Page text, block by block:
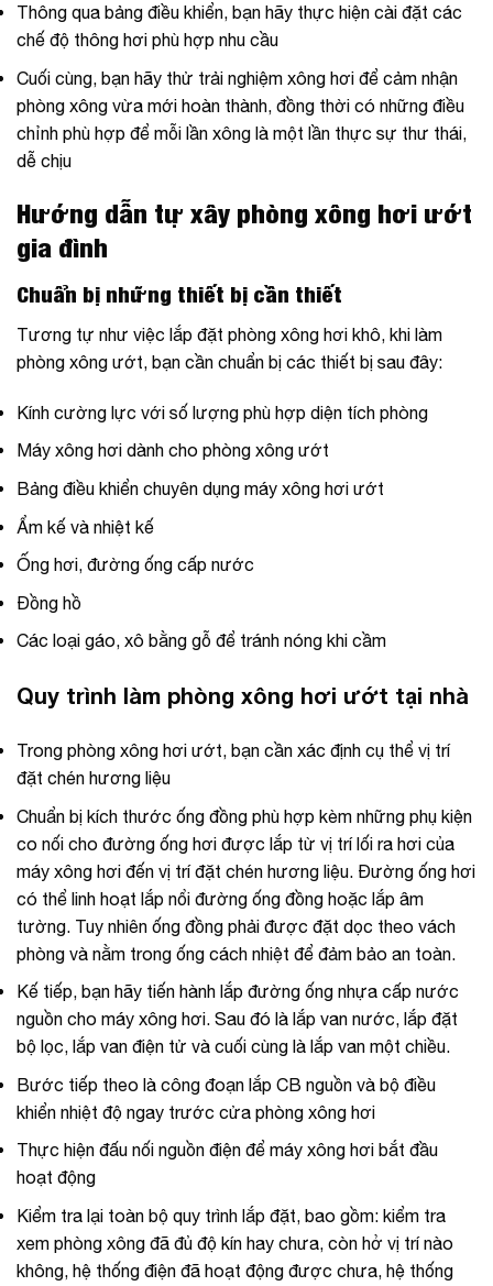
Thông qua bảng điều khiển, bạn hãy thực hiện cài đặt các
chế độ thông hơi phù hợp nhu cầu
Cuối cùng, bạn hãy thử trải nghiệm xông hơi để cảm nhận
phòng xông vừa mới hoàn thành, đồng thời có những điều
chỉnh phù hợp để mỗi lần xông là một lần thực sự thư thái,
dễ chịu
Hướng dẫn tự xây phòng xông hơi ướt
gia đình
Chuẩn bị những thiết bị cần thiết
Tương tự như việc lắp đặt phòng xông hơi khô, khi làm
phòng xông ướt, bạn cần chuẩn bị các thiết bị sau đây:
Kính cường lực với số lượng phù hợp diện tích phòng
Máy xông hơi dành cho phòng xông ướt
Bảng điều khiển chuyên dụng máy xông hơi ướt
Ẩm kế và nhiệt kế
Ống hơi, đường ống cấp nước
Đồng hồ
Các loại gáo, xô bằng gỗ để tránh nóng khi cầm
Quy trình làm phòng xông hơi ướt tại nhà
Trong phòng xông hơi ướt, bạn cần xác định cụ thể vị trí
đặt chén hương liệu
Chuẩn bị kích thước ống đồng phù hợp kèm những phụ kiện
co nối cho đường ống hơi được lắp từ vị trí lối ra hơi của
máy xông hơi đến vị trí đặt chén hương liệu. Đường ống hơi
có thể linh hoạt lắp nổi đường ống đồng hoặc lắp âm
tường. Tuy nhiên ống đồng phải được đặt dọc theo vách
phòng và nằm trong ống cách nhiệt để đảm bảo an toàn.
Kế tiếp, bạn hãy tiến hành lắp đường ống nhựa cấp nước
nguồn cho máy xông hơi. Sau đó là lắp van nước, lắp đặt
bộ lọc, lắp van điện tử và cuối cùng là lắp van một chiều.
Bước tiếp theo là công đoạn lắp CB nguồn và bộ điều
khiển nhiệt độ ngay trước cửa phòng xông hơi
Thực hiện đấu nối nguồn điện để máy xông hơi bắt đầu
hoạt động
Kiểm tra lại toàn bộ quy trình lắp đặt, bao gồm: kiểm tra
xem phòng xông đã đủ độ kín hay chưa, còn hở vị trí nào
không, hệ thống điện đã hoạt động được chưa, hệ thống